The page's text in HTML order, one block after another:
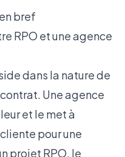
bref
RPO et une agence
dans la nature de
Une agence
et le met à
pour une
projet RPO, le